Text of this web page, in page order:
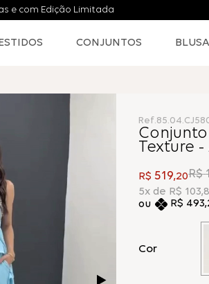
e com Edição Limitada
CONJUNTOS
Ref.
Texture -
R$ 519,20R$
5x de R$ 103,
R$ 493,
Cor